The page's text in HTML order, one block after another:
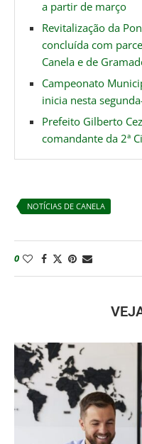
a partir de março
Revitalização da
concluída com
Canela e de
Campeonato
inicia nesta
Prefeito Gilberto
comandante da 2ª
NOTÍCIAS DE CANELA
0